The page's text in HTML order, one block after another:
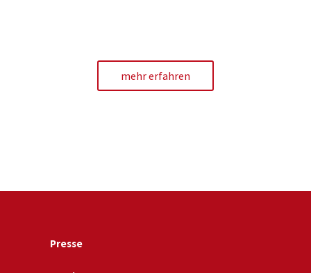
mehr erfahren
Presse